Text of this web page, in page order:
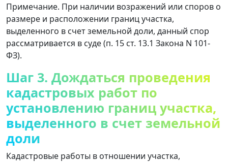
Примечание. При наличии возражений или споров о
размере и расположении границ участка,
выделенного в счет земельной доли, данный спор
рассматривается в суде (п. 15 ст. 13.1 Закона N 101-
ФЗ).
Шаг 3. Дождаться проведения
кадастровых работ по
установлению границ участка,
выделенного в счет земельной
доли
Кадастровые работы в отношении участка,